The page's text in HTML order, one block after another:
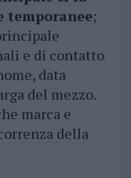
temporanee;
e di contatto
data
del mezzo.
marca e
della